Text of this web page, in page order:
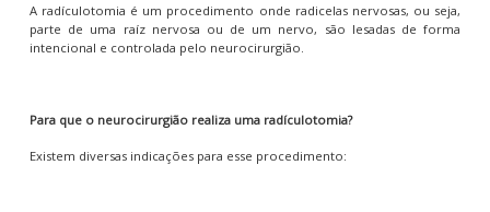
A radículotomia é um procedimento onde radicelas nervosas, ou seja,
parte de uma raíz nervosa ou de um nervo, são lesadas de forma
intencional e controlada pelo neurocirurgião.
Para que o neurocirurgião realiza uma radículotomia?
Existem diversas indicações para esse procedimento: